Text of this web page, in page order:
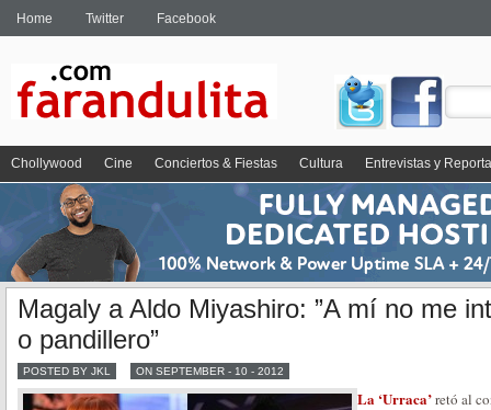
Home Twitter Facebook
Chollywood Cine Conciertos & Fiestas Cultura Entrevistas y
Magaly a Aldo Miyashiro: ”A mí no me
o pandillero”
POSTED BY JKL ON SEPTEMBER - 10 - 2012
La ‘Urraca’retó al